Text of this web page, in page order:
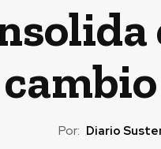
Por: Diario